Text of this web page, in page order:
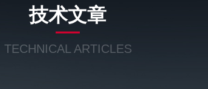
技术文章
TECHNICAL ARTICLES